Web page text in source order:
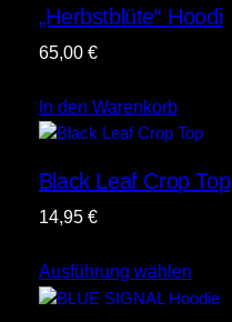
„Herbstblüte“ Hoodi
65,00 €
In den Warenkorb
Black Leaf Crop Top
14,95 €
Ausführung wählen